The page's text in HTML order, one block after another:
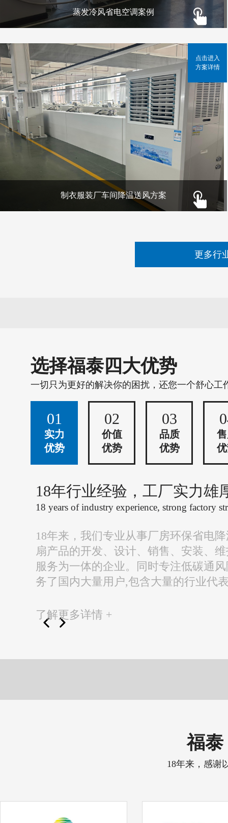
蒸发冷风省电空调案例
制衣服装厂车间降温送风方案
点击进入
方案详情
更多行
选择福泰四大优势
一切只为更好的解决你的困扰，还您一个舒心工
01
实力
优势
02
价值
优势
03
品质
优势
18年行业经验，工厂实力雄
18 years of industry experience, strong factory
18年来，我们专业从事厂房环保省电
扇产品的开发、设计、销售、安装、
服务为一体的企业。同时专注低碳通
务了国内大量用户,包含大量的行业代
了解更多详情 +
福泰
18年来，感谢